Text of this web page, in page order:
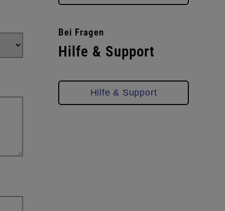
Bei Fragen
Hilfe & Support
Hilfe & Support